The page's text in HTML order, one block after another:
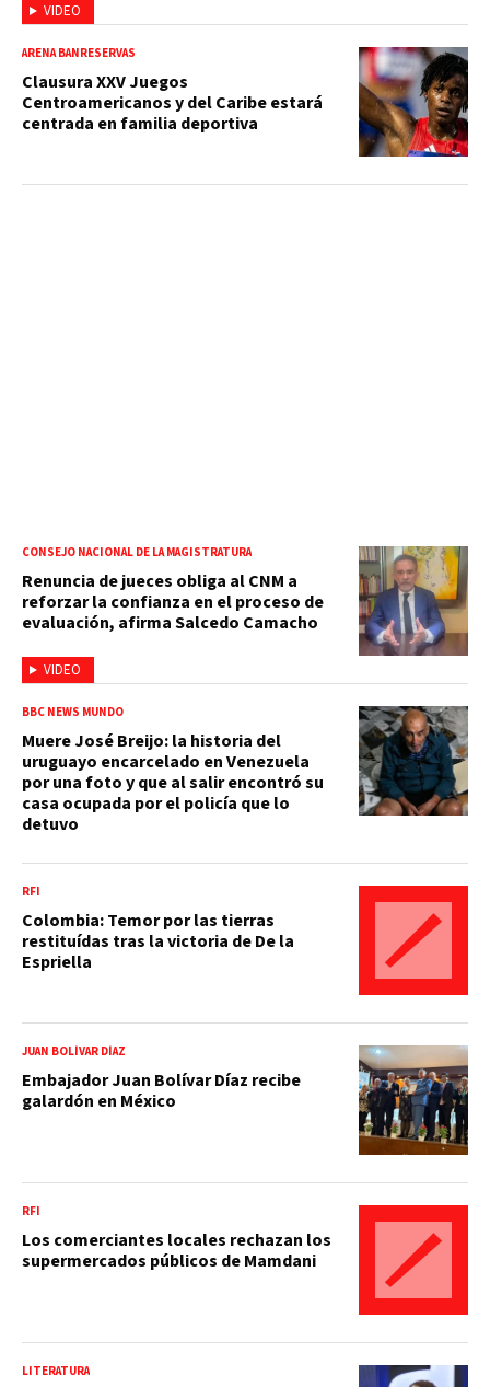
VIDEO
ARENA BANRESERVAS
Clausura XXV Juegos
Centroamericanos y del Caribe estará
centrada en familia deportiva
VIDEO
CONSEJO NACIONAL DE LA MAGISTRATURA
Renuncia de jueces obliga al CNM a
reforzar la confianza en el proceso de
evaluación, afirma Salcedo Camacho
BBC NEWS MUNDO
Muere José Breijo: la historia del
uruguayo encarcelado en Venezuela
por una foto y que al salir encontró su
casa ocupada por el policía que lo
detuvo
RFI
Colombia: Temor por las tierras
restituídas tras la victoria de De la
Espriella
JUAN BOLÍVAR DÍAZ
Embajador Juan Bolívar Díaz recibe
galardón en México
RFI
Los comerciantes locales rechazan los
supermercados públicos de Mamdani
LITERATURA